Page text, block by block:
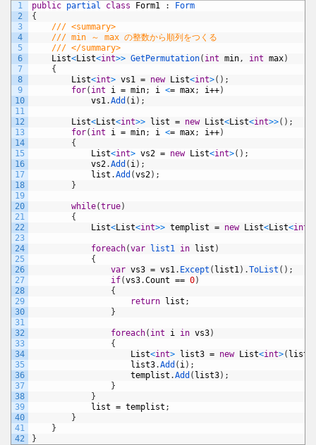
1
2
3
4
5
6
7
8
9
10
11
12
13
14
15
16
17
18
19
20
21
22
23
24
25
26
27
28
29
30
31
32
33
34
35
36
37
38
39
40
41
42
public partial class Form1 :
Form
{
/// <summary>
/// min ～ max の整数から順列をつくる
/// </summary>
List<List<int>> GetPermutation( int min, int max)
{
List<int> vs1 = new List<int>( ) ;
for( int i = min; i <= max; i++)
vs1.Add ( i) ;
List<List<int>> list = new List<List<int>>( ) ;
for( int i = min; i <= max; i++)
{
List<int> vs2 = new List<int>( ) ;
vs2.Add ( i) ;
list .Add (vs2) ;
}
while(true)
{
List<List<int>> templist = new List<List<int
foreach(var list1 in list )
{
var vs3 = vs1. Except ( list1) .ToList ( ) ;
if(vs3.Count == 0)
{
return
list ;
}
foreach( int i in vs3)
{
List<int> list3 = new List<int>( list1
list3.Add ( i) ;
templist .Add ( list3) ;
}
}
list = templist ;
}
}
}